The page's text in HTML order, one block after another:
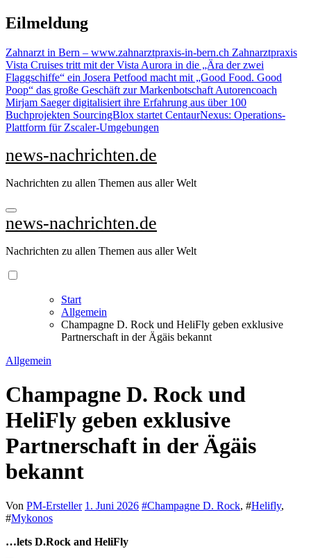
Zu
Inhalten
Eilmeldung
Zahnarzt in Bern – www.zahnarztpraxis-in-bern.ch Zahnarztpraxis
Vista Cruises tritt mit der Vista Aurora in die „Ära der zwei
Flaggschiffe“ ein Josera Petfood macht mit „Good Food. Good
Poop“ das große Geschäft zur Markenbotschaft Autorencoach
Mirjam Saeger digitalisiert ihre Erfahrung aus über 100
Buchprojekten SourcingBlox startet CentaurNexus: Operations-
Plattform für Zscaler-Umgebungen
news-nachrichten.de
Nachrichten zu allen Themen aus aller Welt
news-nachrichten.de
Nachrichten zu allen Themen aus aller Welt
Start
Allgemein
Champagne D. Rock und HeliFly geben exklusive
Partnerschaft in der Ägäis bekannt
Allgemein
Champagne D. Rock und
HeliFly geben exklusive
Partnerschaft in der Ägäis
bekannt
Von PM-Ersteller 1. Juni 2026 #Champagne D. Rock, #Helifly,
#Mykonos
…lets D.Rock and HeliFly